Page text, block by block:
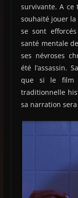
survivante. A ce
souhaité jouer la
se sont
santé mentale
ses névroses
été l’assassin.
que si le film
traditionnelle
sa narration